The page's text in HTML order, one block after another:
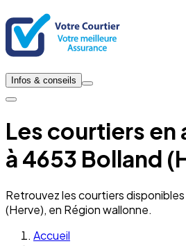
Infos & conseils
Les courtiers en
à 4653 Bolland
Retrouvez les courtiers
(Herve), en Région wallonne.
Accueil